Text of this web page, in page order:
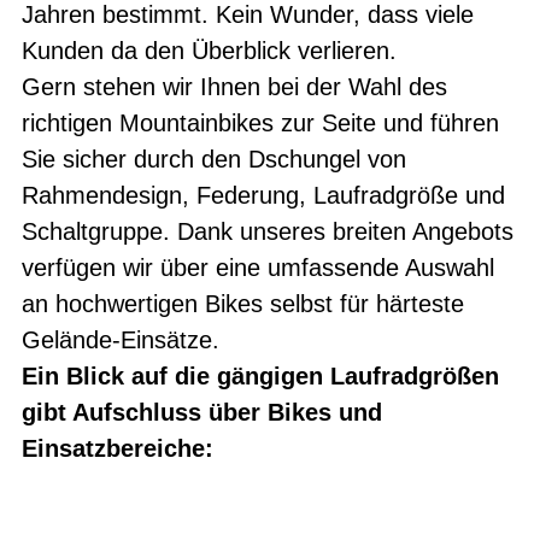
Jahren bestimmt. Kein Wunder, dass viele
Kunden da den Überblick verlieren.
Gern stehen wir Ihnen bei der Wahl des
richtigen Mountainbikes zur Seite und führen
Sie sicher durch den Dschungel von
Rahmendesign, Federung, Laufradgröße und
Schaltgruppe. Dank unseres breiten Angebots
verfügen wir über eine umfassende Auswahl
an hochwertigen Bikes selbst für härteste
Gelände-Einsätze.
Ein Blick auf die gängigen Laufradgrößen
gibt Aufschluss über Bikes und
Einsatzbereiche: